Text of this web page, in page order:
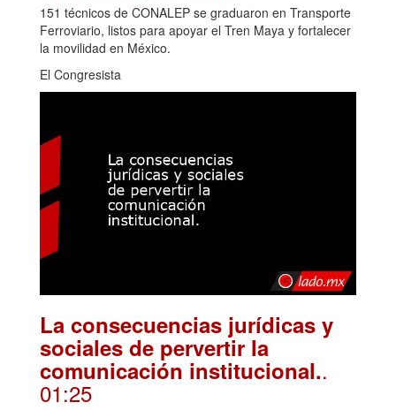
151 técnicos de CONALEP se graduaron en Transporte
Ferroviario, listos para apoyar el Tren Maya y fortalecer
la movilidad en México.
El Congresista
La consecuencias jurídicas y
sociales de pervertir la
comunicación institucional..
01:25